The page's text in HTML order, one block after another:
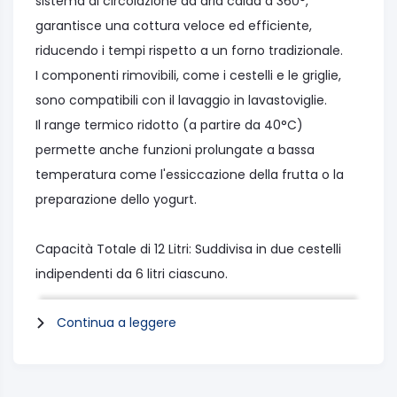
garantisce una cottura veloce ed efficiente,
riducendo i tempi rispetto a un forno tradizionale.
I componenti rimovibili, come i cestelli e le griglie,
sono compatibili con il lavaggio in lavastoviglie.
Il range termico ridotto (a partire da 40°C)
permette anche funzioni prolungate a bassa
temperatura come l'essiccazione della frutta o la
preparazione dello yogurt.
Capacità Totale di 12 Litri: Suddivisa in due cestelli
indipendenti da 6 litri ciascuno.
Cottura Fino a 4 Pietanze: Le due griglie interne
incluse permettono di sdoppiare lo spazio in ogni
Continua a leggere